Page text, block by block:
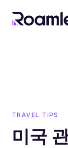
TRAVEL TIPS
미국